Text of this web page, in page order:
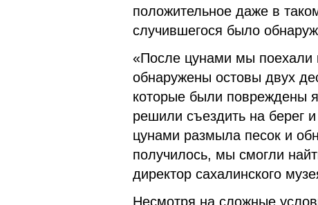
положительное даже в
случившегося было
«После цунами мы поехали
обнаружены остовы двух
которые были повреждены
решили съездить на берег
цунами размыла песок и
получилось, мы смогли
директор сахалинского
Несмотря на сложные